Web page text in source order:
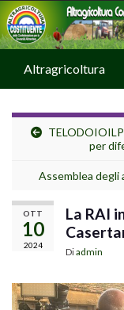
Altragricoltura
per
Assemblea degli
OTT
10
2024
La RAI
Diadmin